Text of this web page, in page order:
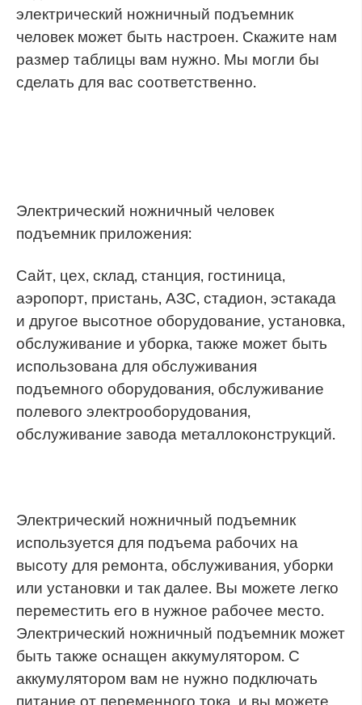
электрический ножничный подъемник
человек может быть настроен. Скажите нам
размер таблицы вам нужно. Мы могли бы
сделать для вас соответственно.
Электрический ножничный человек
подъемник приложения:
Сайт, цех, склад, станция, гостиница,
аэропорт, пристань, АЗС, стадион, эстакада
и другое высотное оборудование, установка,
обслуживание и уборка, также может быть
использована для обслуживания
подъемного оборудования, обслуживание
полевого электрооборудования,
обслуживание завода металлоконструкций.
Электрический ножничный подъемник
используется для подъема рабочих на
высоту для ремонта, обслуживания, уборки
или установки и так далее. Вы можете легко
переместить его в нужное рабочее место.
Электрический ножничный подъемник может
быть также оснащен аккумулятором. С
аккумулятором вам не нужно подключать